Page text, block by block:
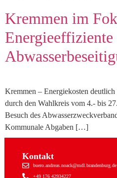
Kremmen im
Energieeffiziente
Kremmen – Energiekosten
durch den Wahlkreis vom 4.- bis
Besuch des
Kommunale Abgaben […]
Kontakt
buero.andreas.noack@mdl.brandenburg.de
+49 176 42934227